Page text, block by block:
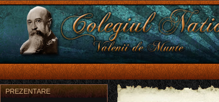
PREZENTARE